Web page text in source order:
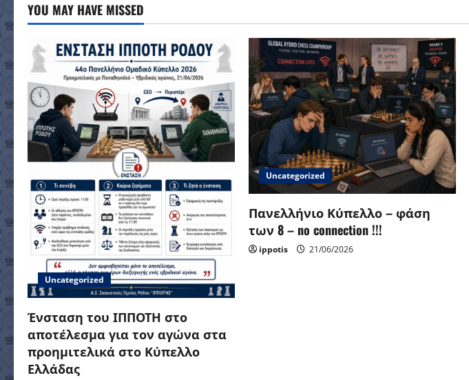
YOU MAY HAVE MISSED
Uncategorized
Ένσταση του ΙΠΠΟΤΗ στο
αποτέλεσμα για τον αγώνα στα
προημιτελικά στο Κύπελλο
Ελλάδας
Uncategorized
Πανελλήνιο Κύπελλο – φάση
των 8 – no connection !!!
ippotis 21/06/2026